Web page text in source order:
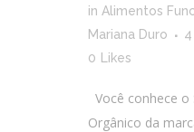
in Alimentos
Mariana Duro
0
Likes
Você conhece
Orgânico da